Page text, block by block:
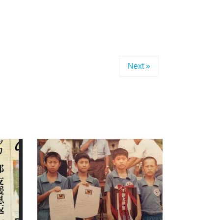
Next »